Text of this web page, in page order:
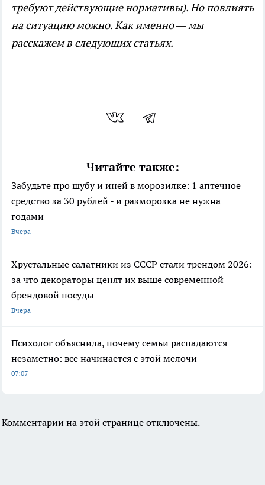
требуют действующие нормативы). Но повлиять
на ситуацию можно. Как именно — мы
расскажем в следующих статьях.
Читайте также:
Забудьте про шубу и иней в морозилке: 1 аптечное
средство за 30 рублей - и разморозка не нужна
годами
Вчера
Хрустальные салатники из СССР стали трендом 2026:
за что декораторы ценят их выше современной
брендовой посуды
Вчера
Психолог объяснила, почему семьи распадаются
незаметно: все начинается с этой мелочи
07:07
Комментарии на этой странице отключены.